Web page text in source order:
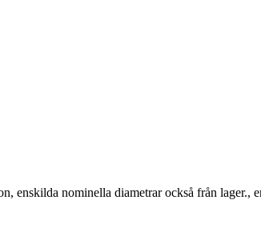
enskilda nominella diametrar också från lager.,